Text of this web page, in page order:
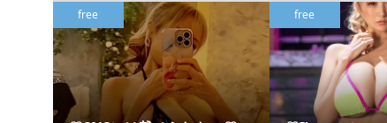
free free